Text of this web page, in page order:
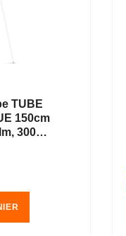
TUBE
150cm
3000